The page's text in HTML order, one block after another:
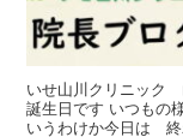
いせ山川クリニッ
誕生日です いつもの
いうわけか今日は